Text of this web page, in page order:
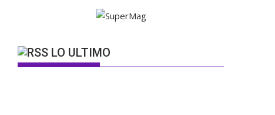
LO ULTIMO